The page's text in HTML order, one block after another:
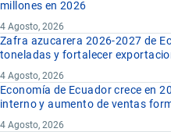
millones en 2026
4 Agosto, 2026
Zafra azucarera 2026-2027 de
toneladas y fortalecer
4 Agosto, 2026
Economía de Ecuador crece en
interno y aumento de ventas
4 Agosto, 2026